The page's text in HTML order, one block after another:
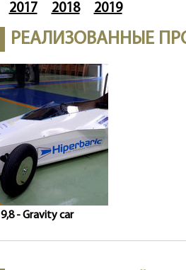
2017 2018 2019
РЕАЛИЗОВАННЫЕ
9,8 - Gravity car